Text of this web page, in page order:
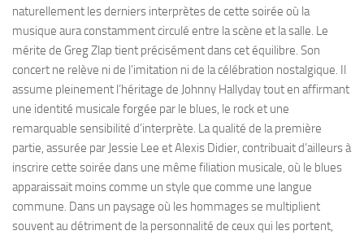
naturellement les derniers interprètes de cette soirée où la
musique aura constamment circulé entre la scène et la salle. Le
mérite de Greg Zlap tient précisément dans cet équilibre. Son
concert ne relève ni de l’imitation ni de la célébration nostalgique. Il
assume pleinement l’héritage de Johnny Hallyday tout en affirmant
une identité musicale forgée par le blues, le rock et une
remarquable sensibilité d’interprète. La qualité de la première
partie, assurée par Jessie Lee et Alexis Didier, contribuait d’ailleurs à
inscrire cette soirée dans une même filiation musicale, où le blues
apparaissait moins comme un style que comme une langue
commune. Dans un paysage où les hommages se multiplient
souvent au détriment de la personnalité de ceux qui les portent,